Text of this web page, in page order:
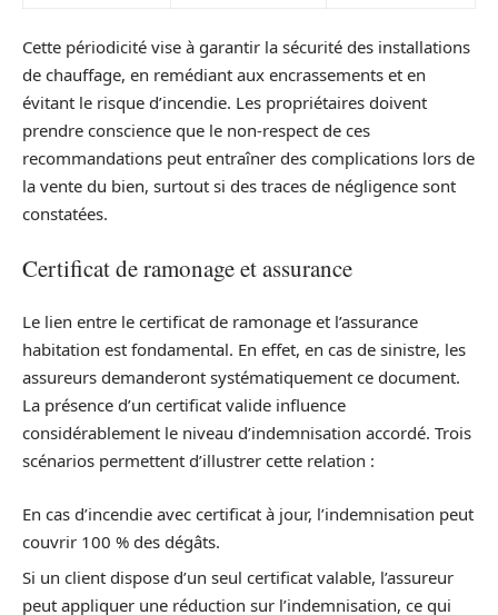
Cette périodicité vise à garantir la sécurité des installations
de chauffage, en remédiant aux encrassements et en
évitant le risque d’incendie. Les propriétaires doivent
prendre conscience que le non-respect de ces
recommandations peut entraîner des complications lors de
la vente du bien, surtout si des traces de négligence sont
constatées.
Certificat de ramonage et assurance
Le lien entre le certificat de ramonage et l’assurance
habitation est fondamental. En effet, en cas de sinistre, les
assureurs demanderont systématiquement ce document.
La présence d’un certificat valide influence
considérablement le niveau d’indemnisation accordé. Trois
scénarios permettent d’illustrer cette relation :
En cas d’incendie avec certificat à jour, l’indemnisation peut
couvrir 100 % des dégâts.
Si un client dispose d’un seul certificat valable, l’assureur
peut appliquer une réduction sur l’indemnisation, ce qui